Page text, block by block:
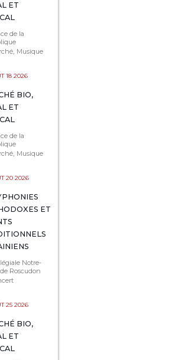
ET
de la
Musique
18 2026
BIO,
ET
de la
Musique
20 2026
ET
Notre-
Roscudon
25 2026
BIO,
ET